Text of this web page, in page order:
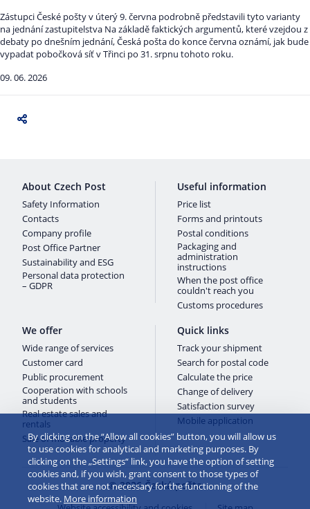
Zástupci České pošty v úterý 9. června podrobně představili tyto varianty
na jednání zastupitelstva Na základě faktických argumentů, které vzejdou z
debaty po dnešním jednání, Česká pošta do konce června oznámí, jak bude
vypadat pobočková síť v Třinci po 31. srpnu tohoto roku.
09. 06. 2026
About Czech Post
Safety Information
Contacts
Company profile
Post Office Partner
Sustainability and ESG
Personal data protection
– GDPR
Useful information
Price list
Forms and printouts
Postal conditions
Packaging and
administration
instructions
When the post office
couldn't reach you
Customs procedures
We offer
Wide range of services
Customer card
Public procurement
Cooperation with schools
and students
Real estate sales and
rentals
Sale of movable property
Quick links
Track your shipment
Search for postal code
Calculate the price
Change of delivery
Satisfaction survey
Mobile application
© 2026 Česká pošta
By clicking on the “Allow all cookies” button, you will allow us
to use cookies for analytical and marketing purposes. By
clicking on the „Settings“ link, you have the option of setting
cookies and, if you wish, grant consent to those types of
cookies that are not necessary for the functioning of the
website. More information